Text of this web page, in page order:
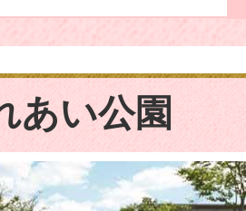
あい公園